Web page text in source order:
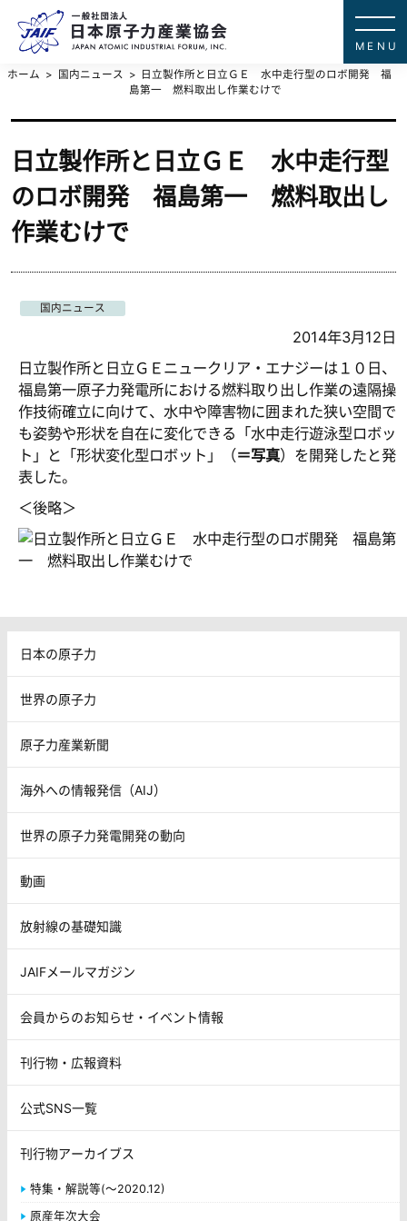
ホーム 国内ニュース
日立製作所と日立ＧＥ 水中走行型のロボ開発 福
島第一 燃料取出し作業むけで
日立製作所と日立ＧＥ 水中走行型
のロボ開発 福島第一 燃料取出し
作業むけで
国内ニュース
2014年3月12日
日立製作所と日立ＧＥニュークリア・エナジーは１０日、
福島第一原子力発電所における燃料取り出し作業の遠隔操
作技術確立に向けて、水中や障害物に囲まれた狭い空間で
も姿勢や形状を自在に変化できる「水中走行遊泳型ロボッ
ト」と「形状変化型ロボット」（＝写真）を開発したと発
表した。
＜後略＞
日本の原子力
世界の原子力
原子力産業新聞
海外への情報発信（AIJ）
世界の原子力発電開発の動向
動画
放射線の基礎知識
JAIFメールマガジン
会員からのお知らせ・イベント情報
刊行物・広報資料
公式SNS一覧
刊行物アーカイブス
特集・解説等(～2020.12)
原産年次大会